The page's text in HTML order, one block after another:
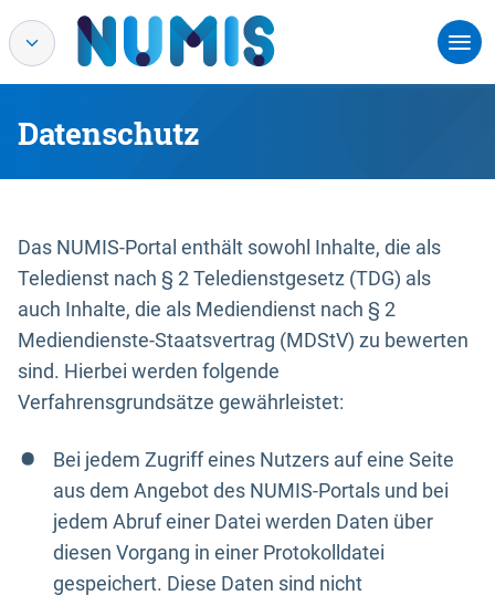
Datenschutz
Das NUMIS-Portal enthält sowohl Inhalte, die als
Teledienst nach § 2 Teledienstgesetz (TDG) als
auch Inhalte, die als Mediendienst nach § 2
Mediendienste-Staatsvertrag (MDStV) zu bewerten
sind. Hierbei werden folgende
Verfahrensgrundsätze gewährleistet:
Bei jedem Zugriff eines Nutzers auf eine Seite
aus dem Angebot des NUMIS-Portals und bei
jedem Abruf einer Datei werden Daten über
diesen Vorgang in einer Protokolldatei
gespeichert. Diese Daten sind nicht